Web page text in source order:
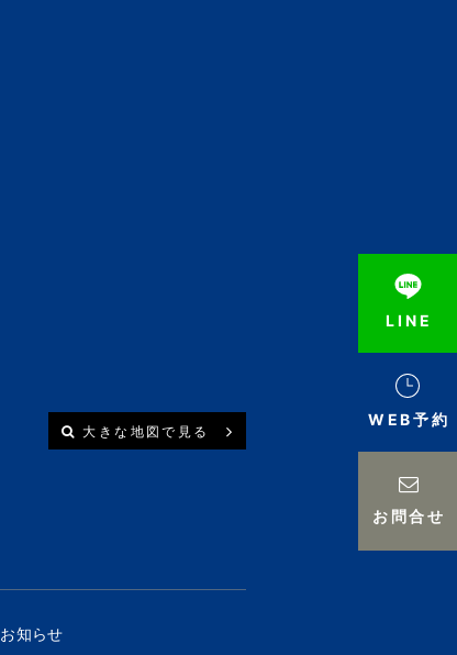
LINE
WEB予約
お問合せ
大きな地図で見る
お知らせ